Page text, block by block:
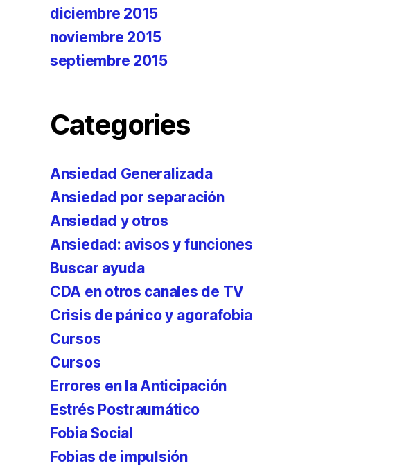
diciembre 2015
noviembre 2015
septiembre 2015
Categories
Ansiedad Generalizada
Ansiedad por separación
Ansiedad y otros
Ansiedad: avisos y funciones
Buscar ayuda
CDA en otros canales de TV
Crisis de pánico y agorafobia
Cursos
Cursos
Errores en la Anticipación
Estrés Postraumático
Fobia Social
Fobias de impulsión